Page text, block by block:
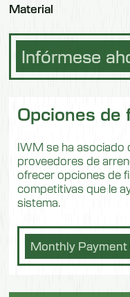
Material
Infórmese
Opciones de
IWM se ha asociado
proveedores de
ofrecer opciones de
competitivas que le
sistema.
Monthly Payment